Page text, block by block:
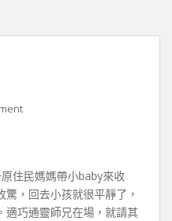
住民媽媽帶小baby來收
，回去小孩就很平靜了，
適巧通靈師兄在場，就請其